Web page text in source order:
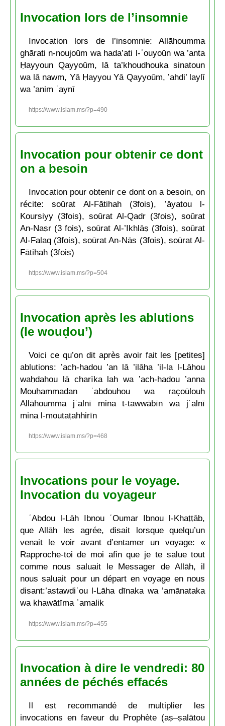
Invocation lors de l’insomnie
Invocation lors de l’insomnie: Allāhoumma
ghārati n-noujoūm wa hada’ati l-ʿouyoūn wa ’anta
Ḥayyoun Qayyoūm, lā ta’khoudhouka sinatoun
wa lā nawm, Yā Ḥayyou Yā Qayyoūm, ’ahdi’ laylī
wa ’anim ʿaynī
https://www.islam.ms/?p=490
Invocation pour obtenir ce dont
on a besoin
Invocation pour obtenir ce dont on a besoin, on
récite: soūrat Al-Fātihah (3fois), ’āyatou l-
Koursiyy (3fois), soūrat Al-Qadr (3fois), soūrat
An-Naṣr (3 fois), soūrat Al-’Ikhlāṣ (3fois), soūrat
Al-Falaq (3fois), soūrat An-Nās (3fois), soūrat Al-
Fātihah (3fois)
https://www.islam.ms/?p=504
Invocation après les ablutions
(le wouḍou’)
Voici ce qu’on dit après avoir fait les [petites]
ablutions: ’ach-hadou ’an lā ’ilāha ’il-la l-Lāhou
waḥdahou lā charīka lah wa ’ach-hadou ’anna
Mouḥammadan ʿabdouhou wa raçoūlouh
Allāhoumma jʿalnī mina t-tawwābīn wa jʿalnī
mina l-moutaṭahhirīn
https://www.islam.ms/?p=468
Invocations pour le voyage.
Invocation du voyageur
ʿAbdou l-Lāh Ibnou ʿOumar Ibnou l-Khaṭṭāb,
que Allāh les agrée, disait lorsque quelqu’un
venait le voir avant d’entamer un voyage: «
Rapproche-toi de moi afin que je te salue tout
comme nous saluait le Messager de Allāh, il
nous saluait pour un départ en voyage en nous
disant:’astawdiʿou l-Lāha dīnaka wa ’amānataka
wa khawātīma ʿamalik
https://www.islam.ms/?p=455
Invocation à dire le vendredi: 80
années de péchés effacés
Il est recommandé de multiplier les
invocations en faveur du Prophète (aṣ–ṣalātou